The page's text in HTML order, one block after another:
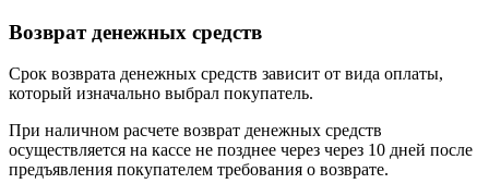
Возврат денежных средств
Срок возврата денежных средств зависит от вида оплаты,
который изначально выбрал покупатель.
При наличном расчете возврат денежных средств
осуществляется на кассе не позднее через через 10 дней после
предъявления покупателем требования о возврате.